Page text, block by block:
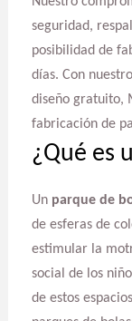
seguridad,
posibilidad de
días. Con
diseño gratuito,
fabricación de
¿Qué es
Un parque de
de esferas de
estimular la
social de los
de estos